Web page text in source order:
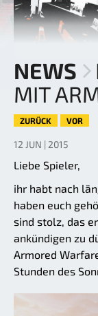
NEWS
MIT
ZURÜCK VOR
12 JUN | 2015
Liebe Spieler,
ihr habt nach
haben euch
sind stolz, das
ankündigen zu
Armored
Stunden des